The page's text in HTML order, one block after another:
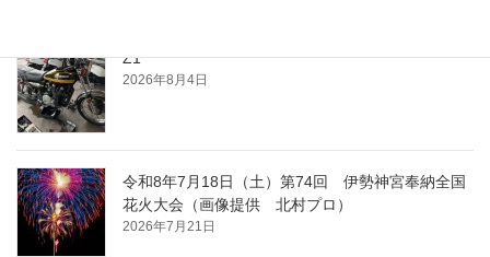
Z1
2026年8月4日
令和8年7月18日（土）第74回 伊勢神宮奉納全国
花火大会（画像提供 北村プロ）
2026年7月21日